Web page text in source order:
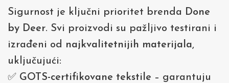
Sigurnost je ključni prioritet brenda Done
by Deer. Svi proizvodi su pažljivo testirani i
izrađeni od najkvalitetnijih materijala,
uključujući:
✅ GOTS-certifikovane tekstile – garantuju